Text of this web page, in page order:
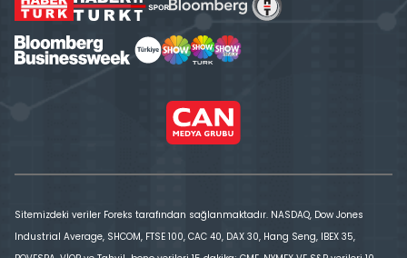
Sitemizdeki veriler Foreks tarafından sağlanmaktadır. NASDAQ, Dow Jones
Industrial Average, SHCOM, FTSE 100, CAC 40, DAX 30, Hang Seng, IBEX 35,